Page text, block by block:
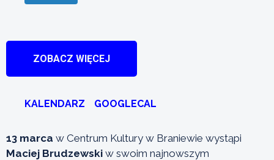
ZOBACZ WIĘCEJ
KALENDARZ GOOGLECAL
13 marca w Centrum Kultury w Braniewie wystąpi
Maciej Brudzewski w swoim najnowszym